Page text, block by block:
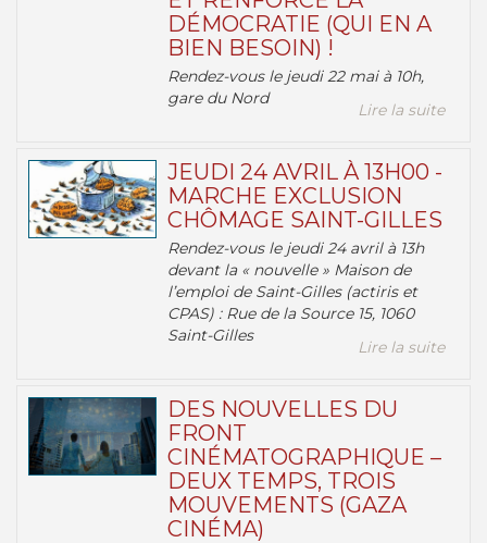
DÉMOCRATIE (QUI EN A
BIEN BESOIN) !
Rendez-vous le jeudi 22 mai à 10h,
gare du Nord
Lire la suite
JEUDI 24 AVRIL À 13H00 -
MARCHE EXCLUSION
CHÔMAGE SAINT-GILLES
Rendez-vous le jeudi 24 avril à 13h
devant la « nouvelle » Maison de
l’emploi de Saint-Gilles (actiris et
CPAS) : Rue de la Source 15, 1060
Saint-Gilles
Lire la suite
DES NOUVELLES DU
FRONT
CINÉMATOGRAPHIQUE –
DEUX TEMPS, TROIS
MOUVEMENTS (GAZA
CINÉMA)